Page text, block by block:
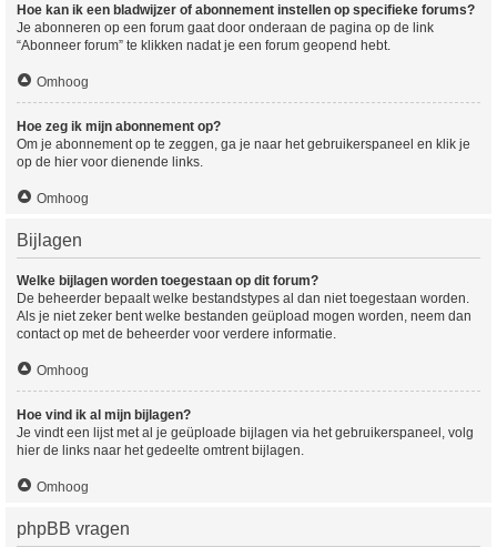
Hoe kan ik een bladwijzer of abonnement instellen op specifieke forums?
Je abonneren op een forum gaat door onderaan de pagina op de link
“Abonneer forum” te klikken nadat je een forum geopend hebt.
Omhoog
Hoe zeg ik mijn abonnement op?
Om je abonnement op te zeggen, ga je naar het gebruikerspaneel en klik je
op de hier voor dienende links.
Omhoog
Bijlagen
Welke bijlagen worden toegestaan op dit forum?
De beheerder bepaalt welke bestandstypes al dan niet toegestaan worden.
Als je niet zeker bent welke bestanden geüpload mogen worden, neem dan
contact op met de beheerder voor verdere informatie.
Omhoog
Hoe vind ik al mijn bijlagen?
Je vindt een lijst met al je geüploade bijlagen via het gebruikerspaneel, volg
hier de links naar het gedeelte omtrent bijlagen.
Omhoog
phpBB vragen